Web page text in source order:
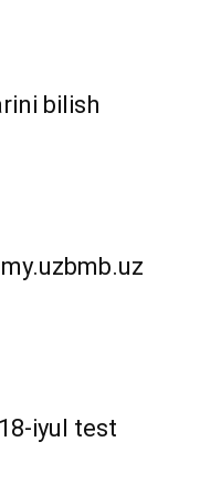
bilish
iyul test